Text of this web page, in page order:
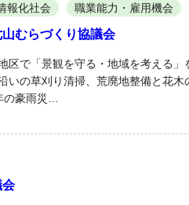
報化社会 職業能力・雇用機会
むらづくり協議会
区で「景観を守る・地域を考える」
いの草刈り清掃、荒廃地整備と花
豪雨災…
会